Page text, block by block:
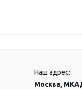
Наш адрес:
Москва,